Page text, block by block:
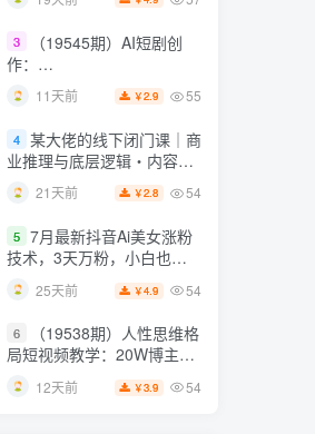
3
（19545期）AI短剧创
作：
ChatGPT+Seedance2.0教
程，从零制作恶毒女配短
全流程
11天前 ￥2.9 55
4 某大佬的线下闭门课｜商
业推理与底层逻辑・内容创
作与流量心法・AI核心概念
与Claude Code实战，打造
个人超级生产系统【录音
+图片】
21天前 ￥2.8 54
5 7月最新抖音Ai美女涨粉
技术，3天万粉，小白也能
快速起号涨粉变现
25天前 ￥4.9 54
6
（19538期）人性思维格
局短视频教学：20W博主亲
授×标准化流程×字幕封面设
计×AI提示词×橱窗带货6W
12天前 ￥3.9 54